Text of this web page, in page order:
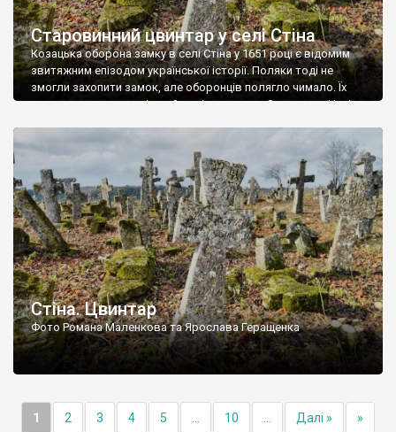
Старовинний цвинтар у селі Стіна
Козацька оборона замку в селі Стіна у 1651 році є відомим
звитяжним епізодом української історії. Поляки тоді не
змогли захопити замок, але оборонців полягло чимало. Їх
поховали на цвинтарі, який тоді називався Замковим. Нині на
ньому чимало хрестів 19 століття, є такі, де епітафії стер […]
Стіна. Цвинтар
Фото Романа Маленкова та Ярослава Геращенка
1 2 3 4 5 10 Далі » »